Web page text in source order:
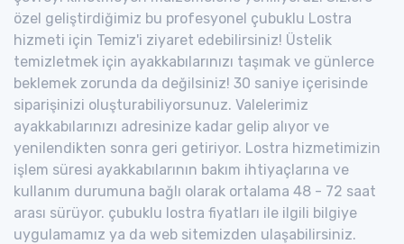
özel geliştirdiğimiz bu profesyonel çubuklu Lostra
hizmeti için Temiz'i ziyaret edebilirsiniz! Üstelik
temizletmek için ayakkabılarınızı taşımak ve günlerce
beklemek zorunda da değilsiniz! 30 saniye içerisinde
siparişinizi oluşturabiliyorsunuz. Valelerimiz
ayakkabılarınızı adresinize kadar gelip alıyor ve
yenilendikten sonra geri getiriyor. Lostra hizmetimizin
işlem süresi ayakkabılarının bakım ihtiyaçlarına ve
kullanım durumuna bağlı olarak ortalama 48 - 72 saat
arası sürüyor. çubuklu lostra fiyatları ile ilgili bilgiye
uygulamamız ya da web sitemizden ulaşabilirsiniz.